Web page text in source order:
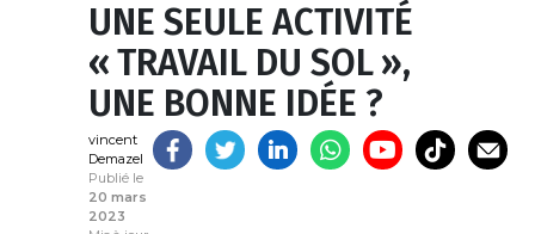
UNE SEULE ACTIVITÉ
« TRAVAIL DU SOL »,
UNE BONNE IDÉE ?
vincent
Demazel
Publié le
20 mars
2023